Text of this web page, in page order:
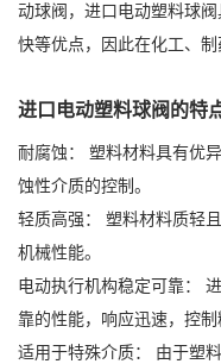
动球阀，进口电动塑料球
快等优点，因此在化工、
进口电动塑料球阀的特
耐腐蚀： 塑料材料具有优
蚀性介质的控制。
轻质高强： 塑料材料质轻
机械性能。
电动执行机构稳定可靠：
靠的性能，响应迅速，控制
适用于特殊介质： 由于塑